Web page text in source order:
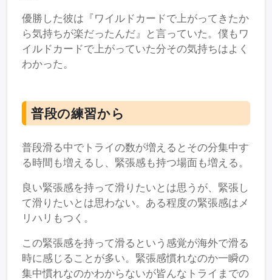
優勝した彼は『ワイルドカードで上がってきたか
ら気持ちが楽だったんだ』と言っていた。僕もワ
イルドカードで上がっていた分その気持ちはよく
わかった。
普段の練習から
普段滑る中でトライの数が増えるとその分集中す
る時間も増えるし、緊張感も持つ場面も増える。
良い緊張感を持って滑りたいとは思うが、緊張し
て滑りたいとは思わない。ある程度の緊張感はメ
リハリもつく。
この緊張感を持って滑るという感覚が海外で滑る
時に感じることが多い。緊張感慣れなのか一瞬の
集中慣れなのかわからないが皆んなトライまでの